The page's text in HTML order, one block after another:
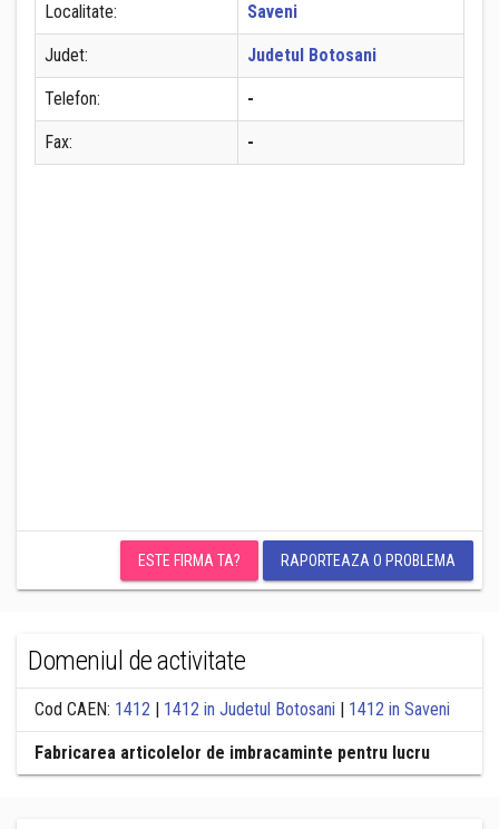
Localitate: Saveni
Judet: Judetul Botosani
Telefon: -
Fax: -
ESTE FIRMA TA? RAPORTEAZA O PROBLEMA
Domeniul de activitate
Cod CAEN: 1412 | 1412 in Judetul Botosani | 1412 in Saveni
Fabricarea articolelor de imbracaminte pentru lucru